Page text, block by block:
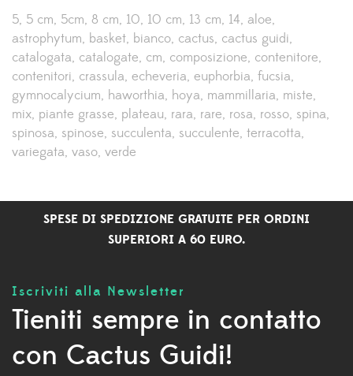
5 5 cm 5cm 8 cm 10 10 cm 13 cm 14 aloe
astrophytum basket bianco cactus cactus guidi
catalogata catalogate cm composizione contenitore
contenitori crassula echeveria euphorbia fucsia
gymnocalycium haworthia hoya mammillaria miste
mix piante grasse plateau rara rare rosa rosso spina
spinosa spinose succulenta succulente terracotta
variegata vaso verde
SPESE DI SPEDIZIONE GRATUITE PER ORDINI
SUPERIORI A 60 EURO.
Iscriviti alla Newsletter
Tieniti sempre in contatto
con Cactus Guidi!